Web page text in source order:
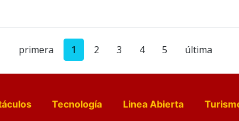
primera 1 2 3 4 5 última
Tecnología Linea Abierta